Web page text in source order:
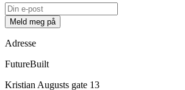
Meld meg på
Adresse
FutureBuilt
Kristian Augusts gate 13